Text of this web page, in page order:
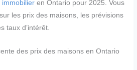
immobilier en Ontario pour 2025. Vous
les prix des maisons, les prévisions
taux d’intérêt.
des prix des maisons en Ontario